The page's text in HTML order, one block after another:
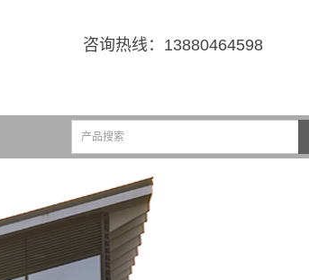
咨询热线： 13880464598